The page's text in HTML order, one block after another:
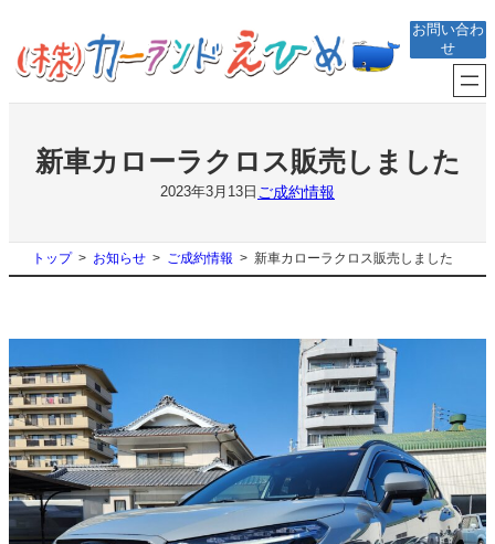
を
ス
キ
お問い合わ
せ
新車カローラクロス販売しました
2023年3月13日 ご成約情報
トップ お知らせ ご成約情報 新車カローラクロス販売しました